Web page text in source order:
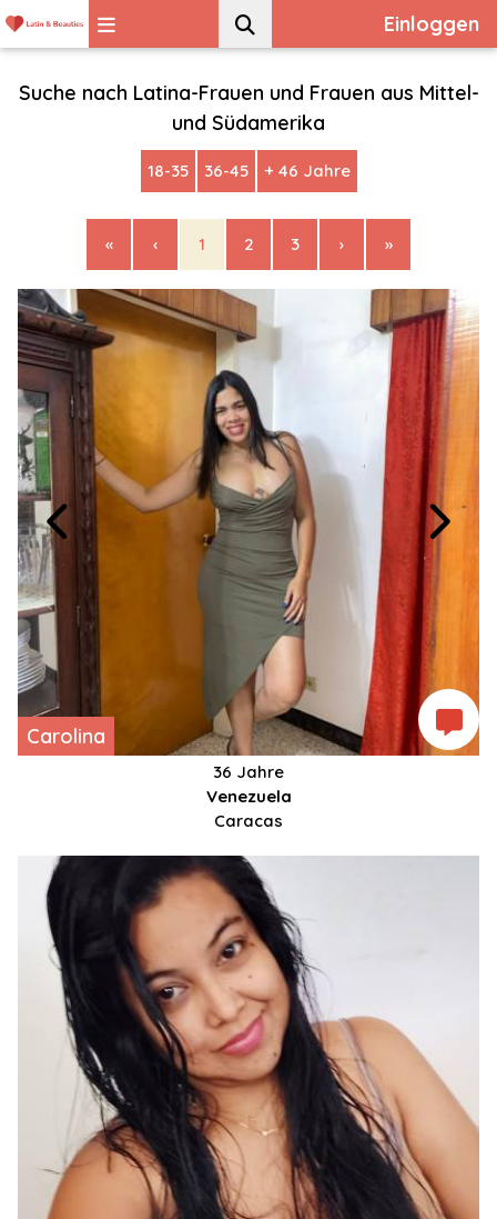
Einloggen
Suche nach Latina-Frauen und Frauen aus Mittel-
und Südamerika
18-35 36-45 + 46 Jahre
« ‹ 1 2 3 › »
Carolina
36 Jahre
Venezuela
Caracas